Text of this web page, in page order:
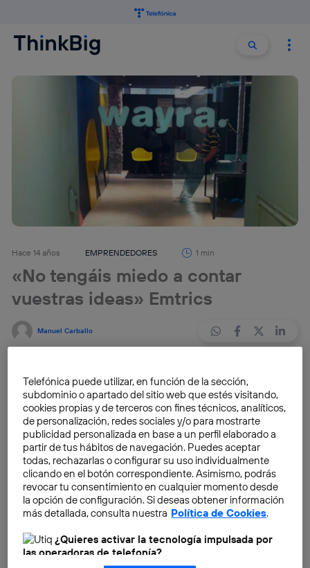
Buscar
Hace 14 años EMPRENDEDORES 1 min
«No tengáis miedo a contar
vuestras ideas» Emtrics
Manuel Carballo
Emprendedores, que nos pueden resultar útiles a
todos.
Hoy es el equipo deEmtrics, de la Academia Wayra
Madrid, el que nos deja unos imprescindibles
consejos desde su experiencia como emprendedores.
¡No os lo perdáis!
Telefónica puede utilizar, en función de la sección,
subdominio o apartado del sitio web que estés visitando,
cookies propias y de terceros con fines técnicos, analíticos,
de personalización, redes sociales y/o para mostrarte
publicidad personalizada en base a un perfil elaborado a
partir de tus hábitos de navegación. Puedes aceptar
todas, rechazarlas o configurar su uso individualmente
clicando en el botón correspondiente. Asimismo, podrás
revocar tu consentimiento en cualquier momento desde
la opción de configuración. Si deseas obtener información
más detallada, consulta nuestra Política de Cookies.
¿Quieres activar la tecnología impulsada por
las operadoras de telefonía?